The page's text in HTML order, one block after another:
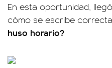
En esta oportunidad,
cómo se escribe
huso horario?